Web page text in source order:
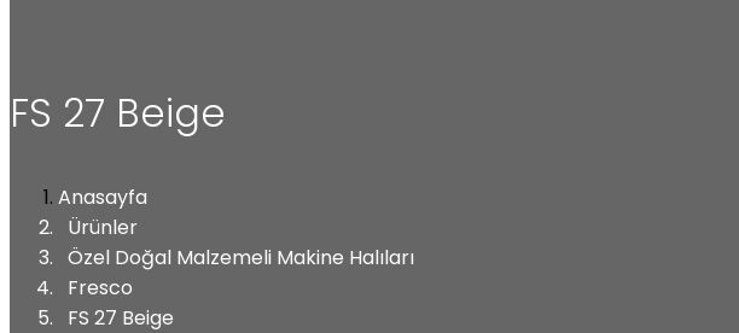
FS 27 Beige
Anasayfa
Ürünler
Özel Doğal Malzemeli Makine Halıları
Fresco
FS 27 Beige